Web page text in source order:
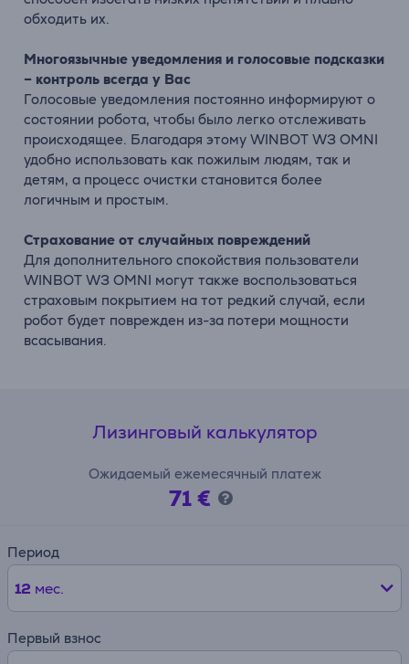
обходить их.
Многоязычные уведомления и голосовые подсказки
– контроль всегда у Вас
Голосовые уведомления постоянно информируют о
состоянии робота, чтобы было легко отслеживать
происходящее. Благодаря этому WINBOT W3 OMNI
удобно использовать как пожилым людям, так и
детям, а процесс очистки становится более
логичным и простым.
Страхование от случайных повреждений
Для дополнительного спокойствия пользователи
WINBOT W3 OMNI могут также воспользоваться
страховым покрытием на тот редкий случай, если
робот будет поврежден из-за потери мощности
всасывания.
Лизинговый калькулятор
Ожидаемый ежемесячный платеж
71 €
Период
12 мес.
Первый взнос